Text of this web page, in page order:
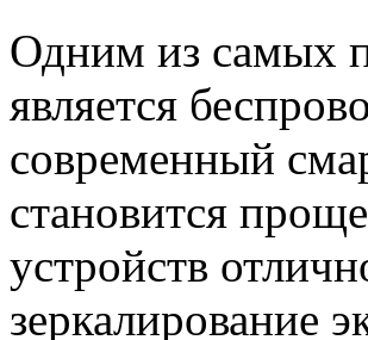
Одним из самых
является
современный
становится
устройств
зеркалирование